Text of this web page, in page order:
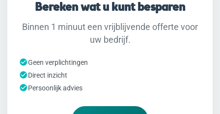
Bereken wat u kunt besparen
Binnen 1 minuut een vrijblijvende offerte voor
uw bedrijf.
Geen verplichtingen
Direct inzicht
Persoonlijk advies